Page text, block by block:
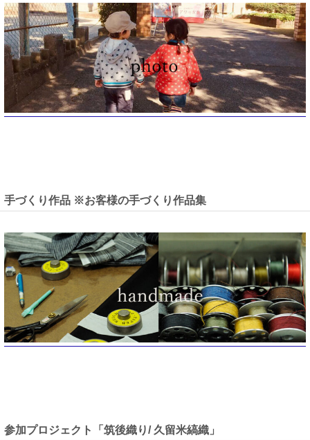
手づくり作品 ※お客様の手づくり作品集
参加プロジェクト「筑後織り/ 久留米縞織」